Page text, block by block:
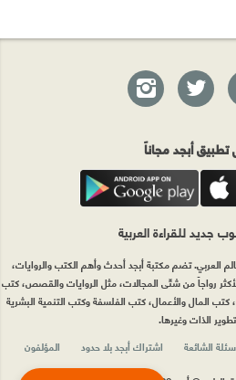
أبجد مجاناً
جديد للقراءة العربية
العربي. تضم مكتبة أبجد أحدث وأهم الكتب والروايات،
رواجاً من شتّى المجالات، مثل الروايات والقصص، كتب
كتب المال والأعمال، كتب الفلسفة وكتب التنمية البشرية
الذات وغيرها.
الشائعة اشتراك أبجد بلا حدود
المؤلفون